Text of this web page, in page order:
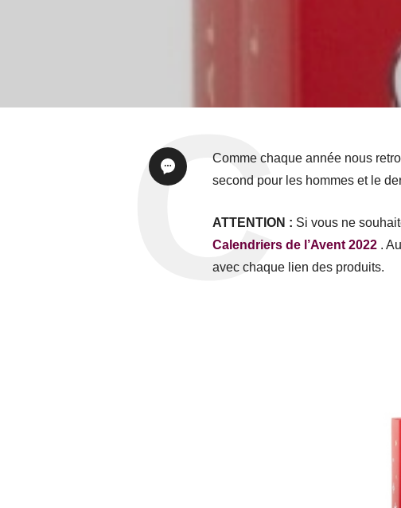
Comme chaque année nous
second pour les hommes et le
ATTENTION : Si vous ne
Calendriers de l’Avent 2022 .
avec chaque lien des produits.